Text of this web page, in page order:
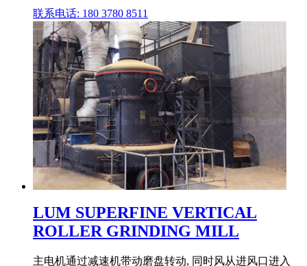
联系电话: 180 3780 8511
LUM SUPERFINE VERTICAL
ROLLER GRINDING MILL
主电机通过减速机带动磨盘转动, 同时风从进风口进入